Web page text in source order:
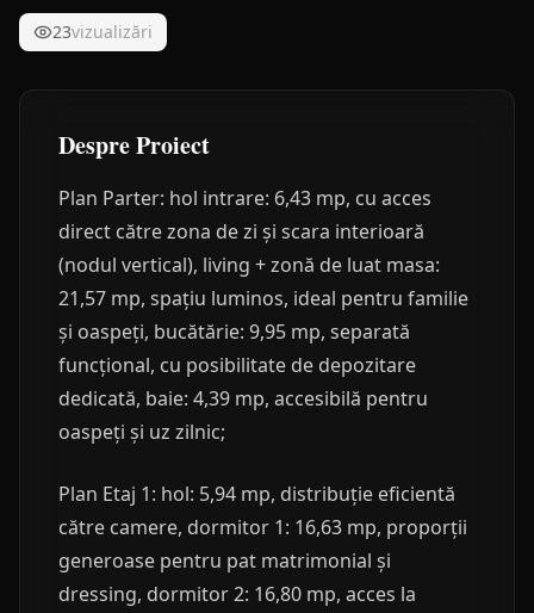
23vizualizări
Despre Proiect
Plan Parter: hol intrare: 6,43 mp, cu acces
direct către zona de zi și scara interioară
(nodul vertical), living + zonă de luat masa:
21,57 mp, spațiu luminos, ideal pentru familie
și oaspeți, bucătărie: 9,95 mp, separată
funcțional, cu posibilitate de depozitare
dedicată, baie: 4,39 mp, accesibilă pentru
oaspeți și uz zilnic;
Plan Etaj 1: hol: 5,94 mp, distribuție eficientă
către camere, dormitor 1: 16,63 mp, proporții
generoase pentru pat matrimonial și
dressing, dormitor 2: 16,80 mp, acces la